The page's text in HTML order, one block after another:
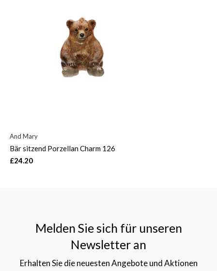
And Mary
Bär sitzend Porzellan Charm 126
£24.20
Melden Sie sich für unseren
Newsletter an
Erhalten Sie die neuesten Angebote und Aktionen